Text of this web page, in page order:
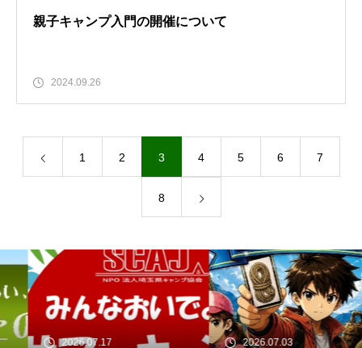
親子キャンプ入門の開催について
2024.09.26
1 2 3 4 5 6 7
8
2026.07.17 2026.07.03